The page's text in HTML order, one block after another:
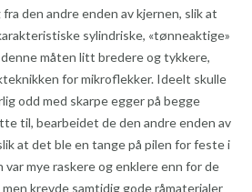
den andre enden av kjernen, slik at
sylindriske, «tønneaktige»
måten litt bredere og tykkere,
for mikroflekker. Ideelt skulle
odd med skarpe egger på begge
til, bearbeidet de den andre enden av
at det ble en tange på pilen for feste i
mye raskere og enklere enn for de
krevde samtidig gode råmaterialer